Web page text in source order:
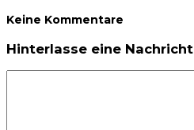
Keine Kommentare
Hinterlasse eine Nachricht